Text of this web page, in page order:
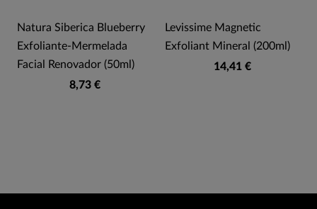
Natura Siberica Blueberry
Exfoliante-Mermelada
Facial Renovador (50ml)
8,73 €
Levissime Magnetic
Exfoliant Mineral (200ml)
14,41 €